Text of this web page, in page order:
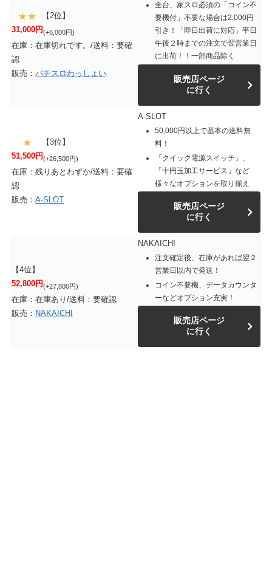
【2位】
31,000円(+6,000円)
在庫：在庫切れです。/送料：要確
認
販売： パチスロわっしょい
全台、家スロ必須の「コイン不
要機付」不要な場合は2,000円
引き！「即日出荷に対応」平日
午後２時までの注文で翌営業日
に出荷！！一部商品除く
販売店ページ
に行く
【3位】
51,500円(+26,500円)
在庫：残りあとわずか/送料：要確
認
販売： A-SLOT
A-SLOT
50,000円以上で基本の送料無
料！
「クイック電源スイッチ」、
「十円玉加工サービス」など
様々なオプションを取り揃え
販売店ページ
に行く
【4位】
52,800円(+27,800円)
在庫：在庫あり/送料：要確認
販売： NAKAICHI
NAKAICHI
注文確定後、在庫があれば翌２
営業日以内で発送！
コイン不要機、データカウンタ
ーなどオプション充実！
販売店ページ
に行く